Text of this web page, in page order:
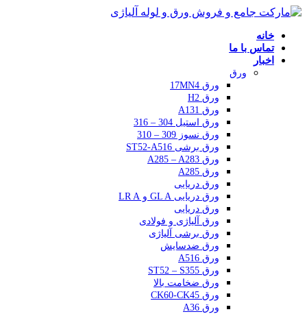
خانه
تماس با ما
اخبار
ورق
ورق 17MN4
ورق H2
ورق A131
ورق استیل 304 – 316
ورق نسوز 309 – 310
ورق برشی ST52-A516
ورق A285 – A283
ورق A285
ورق دریایی
ورق دریایی GL A و LR A
ورق دریایی
ورق آلیاژی و فولادی
ورق برشی آلیاژی
ورق ضدسایش
ورق A516
ورق ST52 – S355
ورق ضخامت بالا
ورق CK60-CK45
ورق A36